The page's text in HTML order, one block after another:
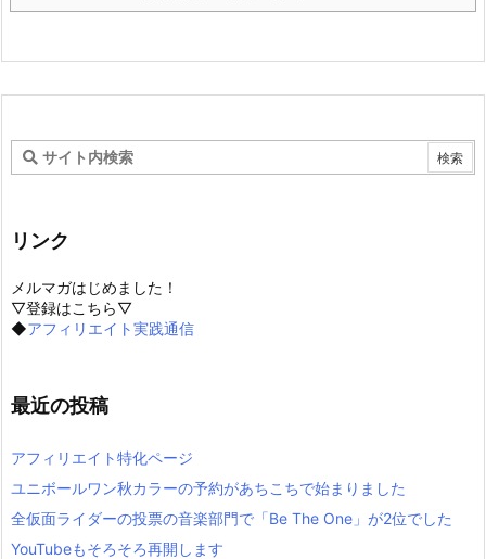
リンク
メルマガはじめました！
▽登録はこちら▽
◆アフィリエイト実践通信
最近の投稿
アフィリエイト特化ページ
ユニボールワン秋カラーの予約があちこちで始まりました
全仮面ライダーの投票の音楽部門で「Be The One」が2位でした
YouTubeもそろそろ再開します